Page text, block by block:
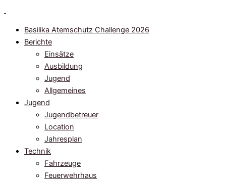
springenBasilika Atemschutz Challenge 2026
Berichte
Einsätze
Ausbildung
Jugend
Allgemeines
Jugend
Jugendbetreuer
Location
Jahresplan
Technik
Fahrzeuge
Feuerwehrhaus